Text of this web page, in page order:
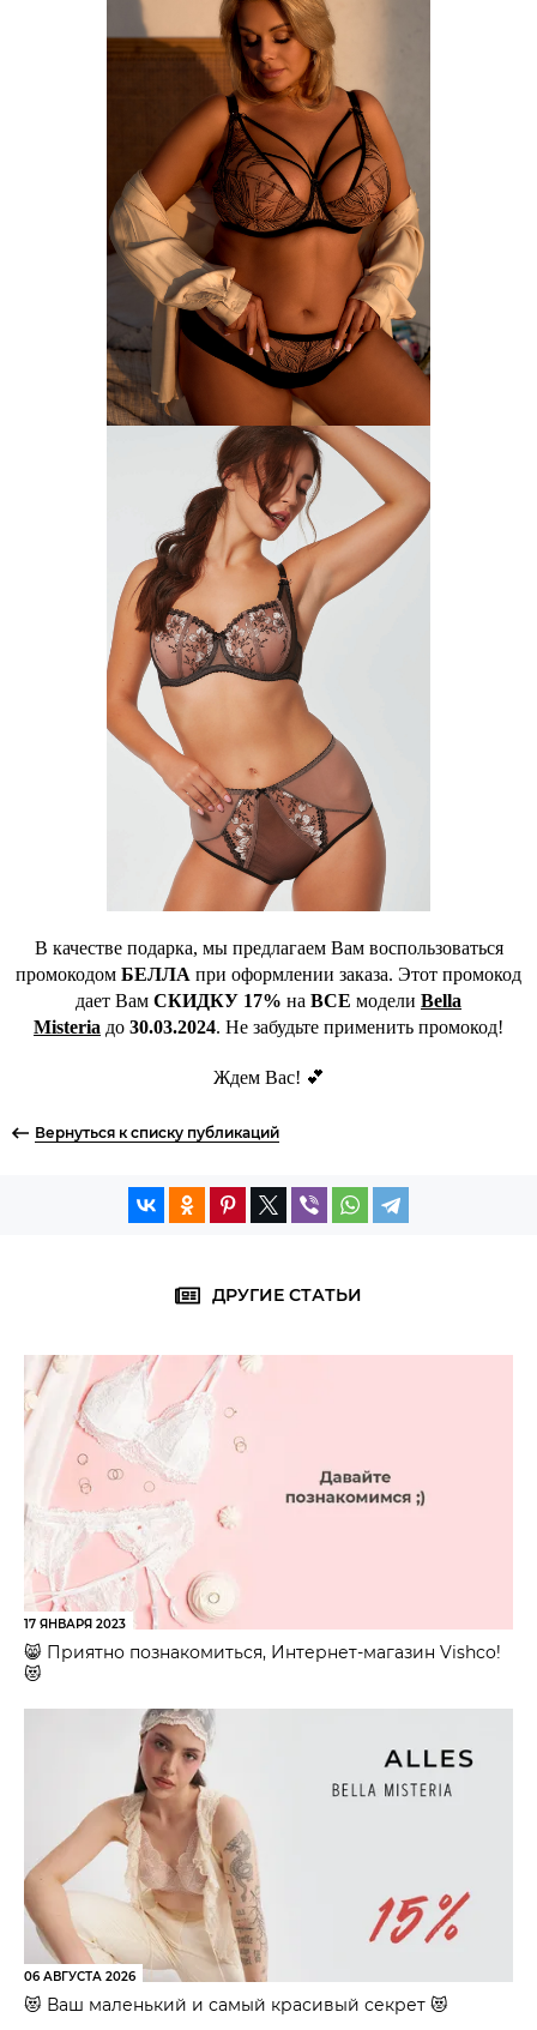
В качестве подарка, мы предлагаем Вам воспользоваться
промокодом БЕЛЛА при оформлении заказа. Этот промокод
дает Вам СКИДКУ 17% на ВСЕ модели Bella
Misteria до 30.03.2024. Не забудьте применить промокод!
Ждем Вас! 💕
Вернуться к списку публикаций
ДРУГИЕ СТАТЬИ
17 ЯНВАРЯ 2023
😸 Приятно познакомиться, Интернет-магазин Vishco!
😻
06 АВГУСТА 2026
😻 Ваш маленький и самый красивый секрет 😻